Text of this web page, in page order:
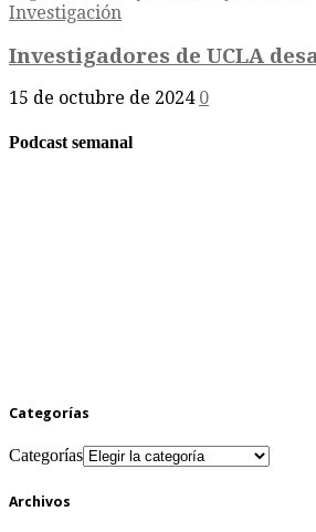
Investigación
Investigadores de UCLA
15 de octubre de 2024 0
Podcast semanal
Categorías
Categorías
Archivos